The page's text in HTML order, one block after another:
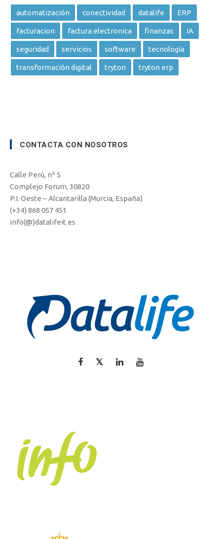
automatización conectividad datalife ERP
facturacion factura electronica finanzas IA
seguridad servicios software tecnología
transformación digital tryton tryton erp
CONTACTA CON NOSOTROS
Calle Perú, nº 5
Complejo Forum, 30820
P.I. Oeste – Alcantarilla (Murcia, España)
(+34) 868 057 451
info(@)datalifeit.es